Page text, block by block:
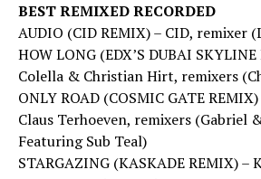
BEST REMIXED RECORDED
AUDIO (CID REMIX) – CID, remixer
HOW LONG (EDX’S DUBAI
Colella & Christian Hirt, remixers
ONLY ROAD (COSMIC GATE
Claus Terhoeven, remixers (Gabriel
Featuring Sub Teal)
STARGAZING (KASKADE REMIX) –